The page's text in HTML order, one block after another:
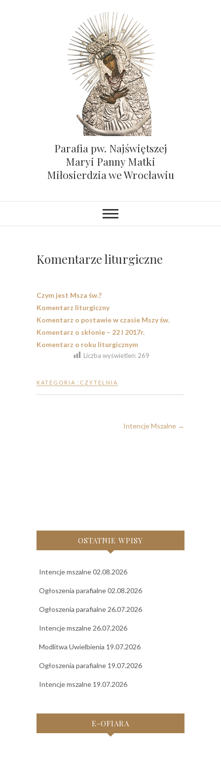
Parafia pw. Najświętszej
Maryi Panny Matki
Miłosierdzia we Wrocławiu
Komentarze liturgiczne
Czym jest Msza św.?
Komentarz liturgiczny
Komentarz o postawie w czasie Mszy św.
Komentarz o skłonie – 22 I 2017r.
Komentarz o roku liturgicznym
Liczba wyświetleń: 269
KATEGORIA : CZYTELNIA
Intencje Mszalne →
OSTATNIE WPISY
Intencje mszalne 02.08.2026
Ogłoszenia parafialne 02.08.2026
Ogłoszenia parafialne 26.07.2026
Intencje mszalne 26.07.2026
Modlitwa Uwielbienia 19.07.2026
Ogłoszenia parafialne 19.07.2026
Intencje mszalne 19.07.2026
E-OFIARA